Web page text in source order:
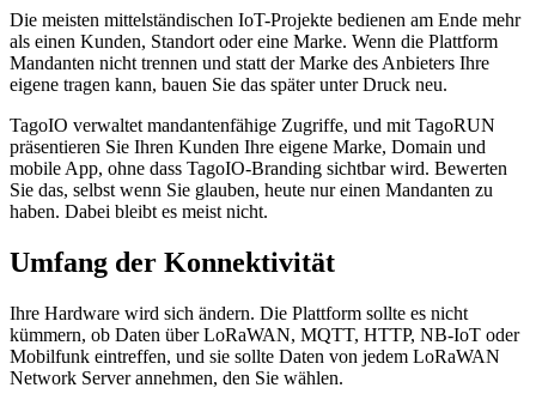
Die meisten mittelständischen IoT-Projekte bedienen am Ende mehr
als einen Kunden, Standort oder eine Marke. Wenn die Plattform
Mandanten nicht trennen und statt der Marke des Anbieters Ihre
eigene tragen kann, bauen Sie das später unter Druck neu.
TagoIO verwaltet mandantenfähige Zugriffe, und mit TagoRUN
präsentieren Sie Ihren Kunden Ihre eigene Marke, Domain und
mobile App, ohne dass TagoIO-Branding sichtbar wird. Bewerten
Sie das, selbst wenn Sie glauben, heute nur einen Mandanten zu
haben. Dabei bleibt es meist nicht.
Umfang der Konnektivität
Ihre Hardware wird sich ändern. Die Plattform sollte es nicht
kümmern, ob Daten über LoRaWAN, MQTT, HTTP, NB-IoT oder
Mobilfunk eintreffen, und sie sollte Daten von jedem LoRaWAN
Network Server annehmen, den Sie wählen.